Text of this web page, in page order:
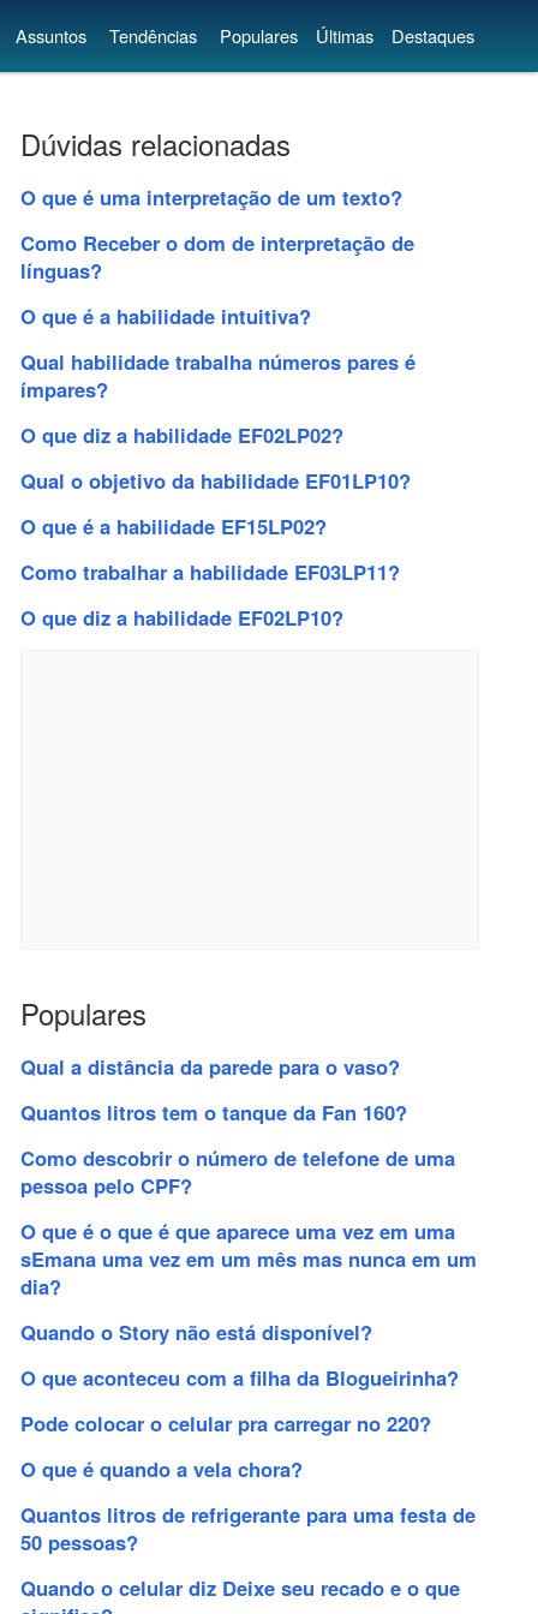
Assuntos Tendências Populares Últimas Destaques
Dúvidas relacionadas
O que é uma interpretação de um texto?
Como Receber o dom de interpretação de
línguas?
O que é a habilidade intuitiva?
Qual habilidade trabalha números pares é
ímpares?
O que diz a habilidade EF02LP02?
Qual o objetivo da habilidade EF01LP10?
O que é a habilidade EF15LP02?
Como trabalhar a habilidade EF03LP11?
O que diz a habilidade EF02LP10?
Populares
Qual a distância da parede para o vaso?
Quantos litros tem o tanque da Fan 160?
Como descobrir o número de telefone de uma
pessoa pelo CPF?
O que é o que é que aparece uma vez em uma
sEmana uma vez em um mês mas nunca em um
dia?
Quando o Story não está disponível?
O que aconteceu com a filha da Blogueirinha?
Pode colocar o celular pra carregar no 220?
O que é quando a vela chora?
Quantos litros de refrigerante para uma festa de
50 pessoas?
Quando o celular diz Deixe seu recado e o que